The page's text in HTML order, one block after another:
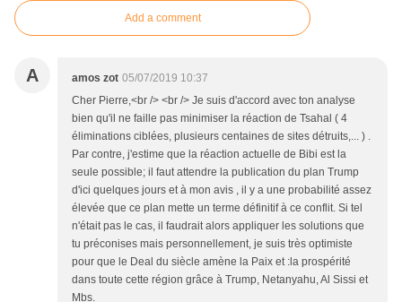
Add a comment
A amos zot 05/07/2019 10:37
Cher Pierre,<br /> <br /> Je suis d'accord avec ton analyse
bien qu'il ne faille pas minimiser la réaction de Tsahal ( 4
éliminations ciblées, plusieurs centaines de sites détruits,... ) .
Par contre, j'estime que la réaction actuelle de Bibi est la
seule possible; il faut attendre la publication du plan Trump
d'ici quelques jours et à mon avis , il y a une probabilité assez
élevée que ce plan mette un terme définitif à ce conflit. Si tel
n'était pas le cas, il faudrait alors appliquer les solutions que
tu préconises mais personnellement, je suis très optimiste
pour que le Deal du siècle amène la Paix et :la prospérité
dans toute cette région grâce à Trump, Netanyahu, Al Sissi et
Mbs.